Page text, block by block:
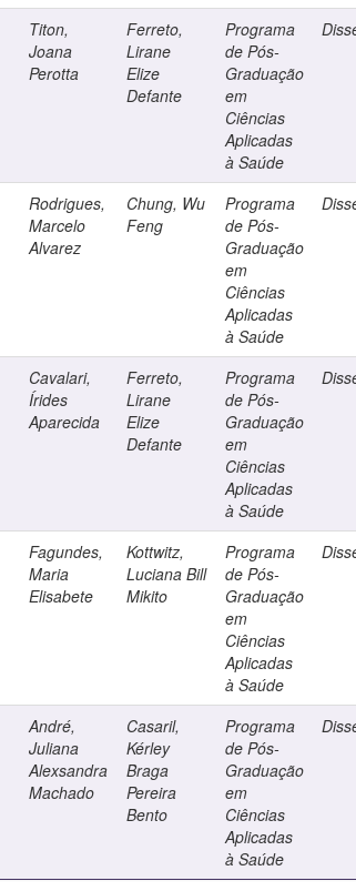
Titon,
Joana
Perotta
Ferreto,
Lirane
Elize
Defante
Programa
de Pós-
Graduação
em
Ciências
Aplicadas
à Saúde
Rodrigues,
Marcelo
Alvarez
Chung, Wu
Feng
Programa
de Pós-
Graduação
em
Ciências
Aplicadas
à Saúde
Cavalari,
Írides
Aparecida
Ferreto,
Lirane
Elize
Defante
Programa
de Pós-
Graduação
em
Ciências
Aplicadas
à Saúde
Fagundes,
Maria
Elisabete
Kottwitz,
Luciana Bill
Mikito
Programa
de Pós-
Graduação
em
Ciências
Aplicadas
à Saúde
André,
Juliana
Alexsandra
Machado
Casaril,
Kérley
Braga
Pereira
Bento
Programa
de Pós-
Graduação
em
Ciências
Aplicadas
à Saúde